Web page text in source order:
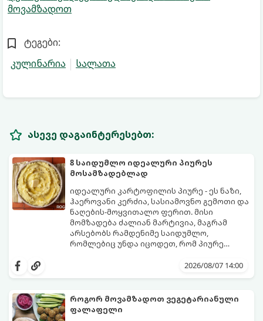
მოვამზადოთ
ტეგები:
კულინარია
სალათა
ასევე დაგაინტერესებთ:
8 საიდუმლო იდეალური პიურეს
მოსამზადებლად
იდეალური კარტოფილის პიურე - ეს ნაზი,
ჰაეროვანი კერძია, სასიამოვნო გემოთი და
ნაღების-მოყვითალო ფერით. მისი
მომზადება ძალიან მარტივია, მაგრამ
არსებობს რამდენიმე საიდუმლო,
რომლებიც უნდა იცოდეთ, რომ პიურე
2026/08/07 14:00
როგორ მოვამზადოთ ვეგეტარიანული
ფალაფელი